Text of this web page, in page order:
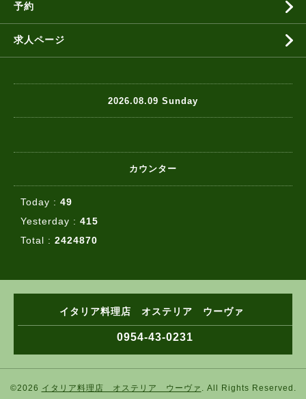
予約
求人ページ
2026.08.09 Sunday
カウンター
Today : 49
Yesterday : 415
Total : 2424870
イタリア料理店 オステリア ウーヴァ
0954-43-0231
©2026 イタリア料理店 オステリア ウーヴァ . All Rights Reserved.